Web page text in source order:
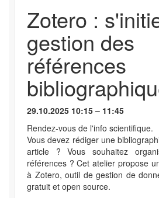
Zotero :
gestion des
références
29.10.2025 10:15 – 11:45
Rendez-vous de l'info scientifique.
Vous devez rédiger une
article ? Vous souhaitez
références ? Cet atelier propose
à Zotero, outil de gestion de
gratuit et open source.